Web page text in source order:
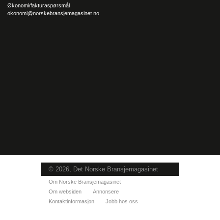
Økonomi/fakturaspørsmål
okonomi@norskebransjemagasinet.no
© 2026, Det Norske Bransjemagasinet
Om Norske Bransjemagasinet
Om websiden
Annonsere
Kontaktinformasjon
Jobb hos oss